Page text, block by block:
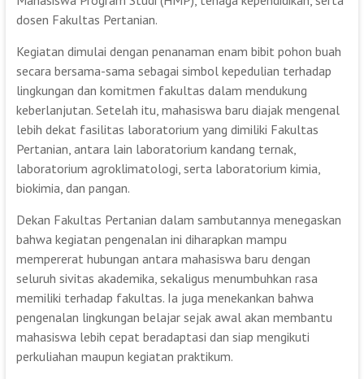
dosen Fakultas Pertanian.
Kegiatan dimulai dengan penanaman enam bibit pohon buah
secara bersama-sama sebagai simbol kepedulian terhadap
lingkungan dan komitmen fakultas dalam mendukung
keberlanjutan. Setelah itu, mahasiswa baru diajak mengenal
lebih dekat fasilitas laboratorium yang dimiliki Fakultas
Pertanian, antara lain laboratorium kandang ternak,
laboratorium agroklimatologi, serta laboratorium kimia,
biokimia, dan pangan.
Dekan Fakultas Pertanian dalam sambutannya menegaskan
bahwa kegiatan pengenalan ini diharapkan mampu
mempererat hubungan antara mahasiswa baru dengan
seluruh sivitas akademika, sekaligus menumbuhkan rasa
memiliki terhadap fakultas. Ia juga menekankan bahwa
pengenalan lingkungan belajar sejak awal akan membantu
mahasiswa lebih cepat beradaptasi dan siap mengikuti
perkuliahan maupun kegiatan praktikum.